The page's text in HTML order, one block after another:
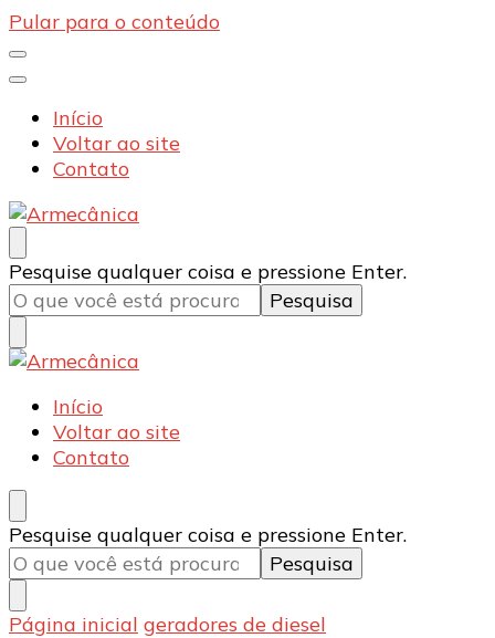
Pular para o conteúdo
Início
Voltar ao site
Contato
Armecânica
Blog
Procurando
algo?
Pesquise qualquer coisa e pressione Enter.
Armecânica
Blog
Início
Voltar ao site
Contato
Procurando
algo?
Pesquise qualquer coisa e pressione Enter.
Página inicial geradores de diesel